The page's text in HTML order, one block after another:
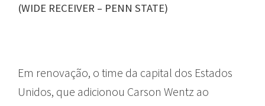
(WIDE RECEIVER – PENN STATE)
Em renovação, o time da capital dos Estados
Unidos, que adicionou Carson Wentz ao